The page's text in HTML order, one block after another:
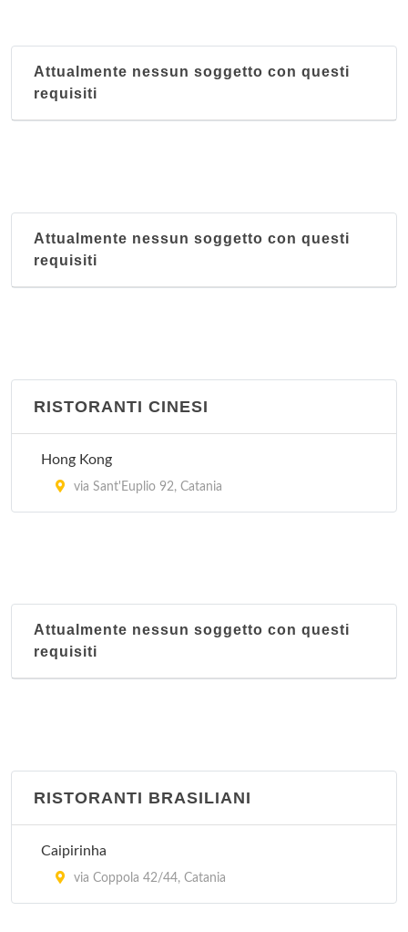
Attualmente nessun soggetto con questi
requisiti
Attualmente nessun soggetto con questi
requisiti
RISTORANTI CINESI
Hong Kong
via Sant'Euplio 92, Catania
Attualmente nessun soggetto con questi
requisiti
RISTORANTI BRASILIANI
Caipirinha
via Coppola 42/44, Catania